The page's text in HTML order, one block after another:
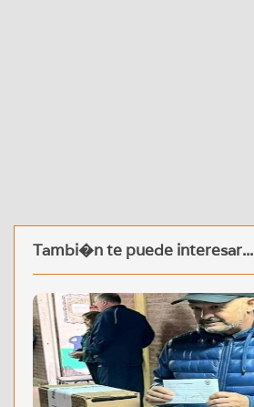
Tambi�n te puede interesar...